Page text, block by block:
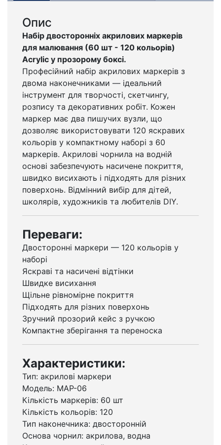
Опис
Набір двосторонніх акрилових маркерів
для малювання (60 шт - 120 кольорів)
Acrylic у прозорому боксі.
Професійний набір акрилових маркерів з
двома наконечниками — ідеальний
інструмент для творчості, скетчингу,
розпису та декоративних робіт. Кожен
маркер має два пишучих вузли, що
дозволяє використовувати 120 яскравих
кольорів у компактному наборі з 60
маркерів. Акрилові чорнила на водній
основі забезпечують насичене покриття,
швидко висихають і підходять для різних
поверхонь. Відмінний вибір для дітей,
школярів, художників та любителів DIY.
Переваги:
Двосторонні маркери — 120 кольорів у
наборі
Яскраві та насичені відтінки
Швидке висихання
Щільне рівномірне покриття
Підходять для різних поверхонь
Зручний прозорий кейс з ручкою
Компактне зберігання та переноска
Характеристики:
Тип: акрилові маркери
Модель: MAP-06
Кількість маркерів: 60 шт
Кількість кольорів: 120
Тип наконечника: двосторонній
Основа чорнил: акрилова, водна